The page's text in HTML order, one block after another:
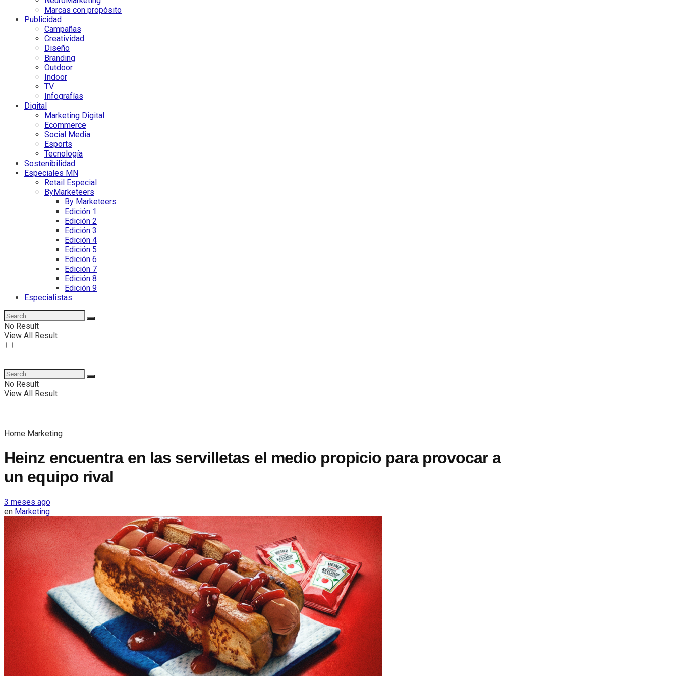
Marcas con propósito
Publicidad
Campañas
Creatividad
Diseño
Branding
Outdoor
Indoor
TV
Infografías
Digital
Marketing Digital
Ecommerce
Social Media
Esports
Tecnología
Sostenibilidad
Especiales MN
Retail Especial
ByMarketeers
By Marketeers
Edición 1
Edición 2
Edición 3
Edición 4
Edición 5
Edición 6
Edición 7
Edición 8
Edición 9
Especialistas
No Result
View All Result
No Result
View All Result
Home Marketing
Heinz encuentra en las servilletas el medio propicio para provocar a
un equipo rival
3 meses ago
en Marketing